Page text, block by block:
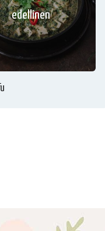
edellinen